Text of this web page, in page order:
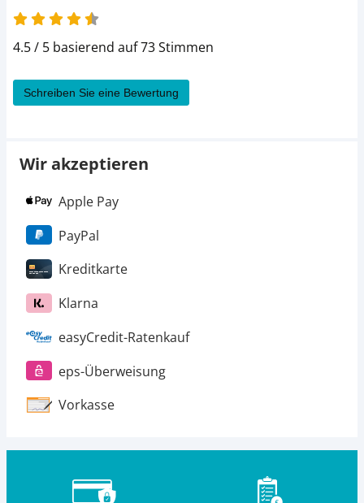
4.5 / 5 basierend auf 73 Stimmen
Schreiben Sie eine Bewertung
Wir akzeptieren
Apple Pay
PayPal
Kreditkarte
Klarna
easyCredit-Ratenkauf
eps-Überweisung
Vorkasse